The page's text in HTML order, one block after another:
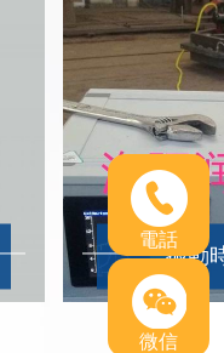
振動
電話
微信